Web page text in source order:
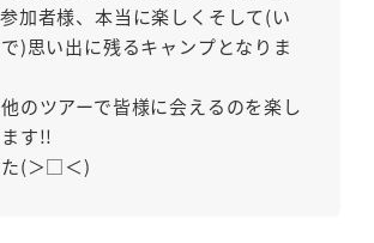
加者様、本当に楽しくそして(い
)思い出に残るキャンプとなりま
のツアーで皆様に会えるのを楽し
す!!
(＞□＜)